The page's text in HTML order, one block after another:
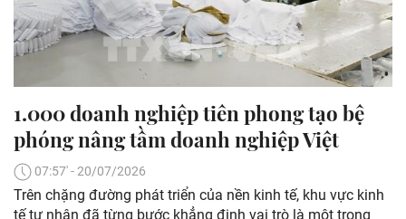
1.000 doanh nghiệp tiên phong tạo bệ
phóng nâng tầm doanh nghiệp Việt
07:57' - 20/07/2026
Trên chặng đường phát triển của nền kinh tế, khu vực kinh
tế tư nhân đã từng bước khẳng định vai trò là một trong